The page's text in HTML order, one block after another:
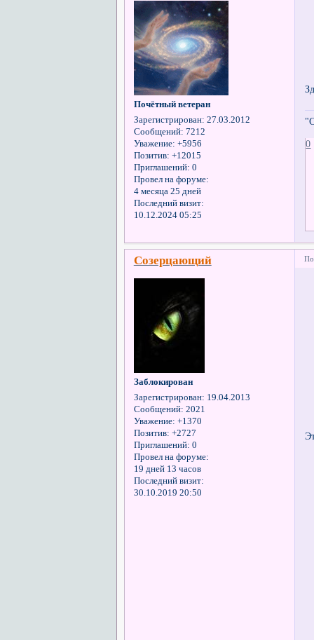
Почётный ветеран
Зарегистрирован: 27.03.2012
Сообщений: 7212
Уважение: +5956
Позитив: +12015
Приглашений: 0
Провел на форуме:
4 месяца 25 дней
Последний визит:
10.12.2024 05:25
0
Созерцающий
Заблокирован
Зарегистрирован: 19.04.2013
Сообщений: 2021
Уважение: +1370
Позитив: +2727
Приглашений: 0
Провел на форуме:
19 дней 13 часов
Последний визит:
30.10.2019 20:50